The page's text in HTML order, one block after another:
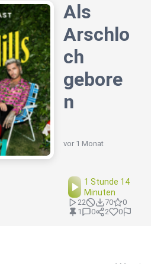
Als
Arschlo
ch
gebore
n
vor 1 Monat
1 Stunde 14
Minuten
22 70
0
1
0 2 0